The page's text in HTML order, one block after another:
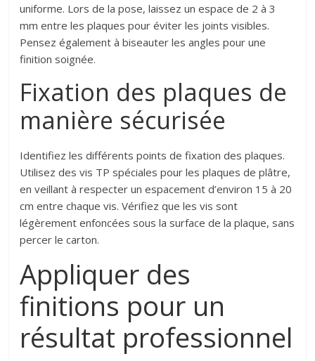
uniforme. Lors de la pose, laissez un espace de 2 à 3
mm entre les plaques pour éviter les joints visibles.
Pensez également à biseauter les angles pour une
finition soignée.
Fixation des plaques de
manière sécurisée
Identifiez les différents points de fixation des plaques.
Utilisez des vis TP spéciales pour les plaques de plâtre,
en veillant à respecter un espacement d’environ 15 à 20
cm entre chaque vis. Vérifiez que les vis sont
légèrement enfoncées sous la surface de la plaque, sans
percer le carton.
Appliquer des
finitions pour un
résultat professionnel